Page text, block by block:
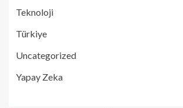
Teknoloji
Türkiye
Uncategorized
Yapay Zeka